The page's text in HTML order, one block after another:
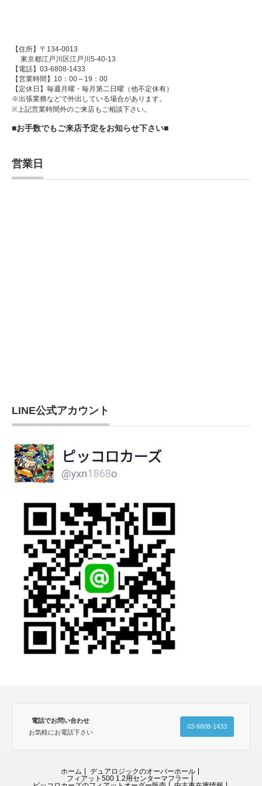
【住所】〒134-0013
東京都江戸川区江戸川5-40-13
【電話】03-6808-1433
【営業時間】10：00～19：00
【定休日】毎週月曜・毎月第二日曜（他不定休有）
※出張業務などで外出している場合があります。
※上記営業時間外のご来店もご相談下さい。
■お手数でもご来店予定をお知らせ下さい■
営業日
LINE公式アカウント
電話でお問い合わせ
お気軽にお電話下さい
03-6808-1433
ホーム
デュアロジックのオーバーホール
フィアット500 1.2用センターマフラー